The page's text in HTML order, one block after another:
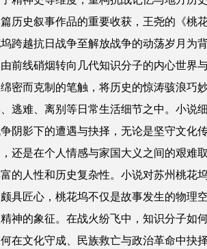
史叙事作品的重要收获，王尧的《桃
跨越抗日战争至解放战争的动荡岁月为
前线硝烟转向几代知识分子的内心世界
密而克制的笔触，将历史的惊涛骇浪巧
逃难、离别等日常生活细节之中。小说
阴影下的遭遇与抉择，无论是坚守文化
还是在个人情感与家国大义之间的艰难
的人性和历史复杂性。小说对苏州桃花
具匠心，桃花坞不仅是故事发生的物理
神的象征。在战火纷飞中，知识分子如
在文化守成、民族救亡与政治革命中抉